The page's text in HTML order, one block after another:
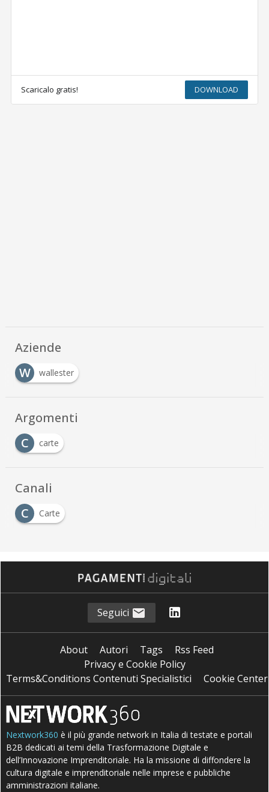
Scaricalo gratis! DOWNLOAD
Aziende
W
wallester
Argomenti
C
carte
Canali
C
Carte
Seguici
About Autori Tags
Rss Feed
Privacy e Cookie Policy
Terms&Conditions Contenuti Specialistici
Cookie Center
Nextwork360 è il più grande network in Italia di testate e portali
B2B dedicati ai temi della Trasformazione Digitale e
dell’Innovazione Imprenditoriale. Ha la missione di diffondere la
cultura digitale e imprenditoriale nelle imprese e pubbliche
amministrazioni italiane.